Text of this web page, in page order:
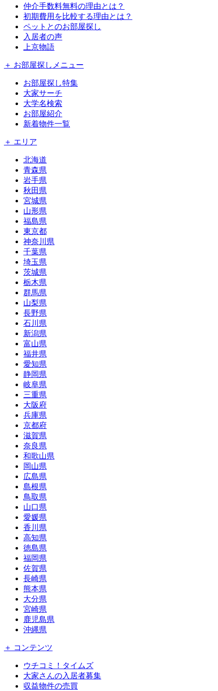
仲介手数料無料の理由とは？
初期費用を比較する理由とは？
ペットとのお部屋探し
入居者の声
上京物語
＋ お部屋探しメニュー
お部屋探し特集
大家サーチ
大学名検索
お部屋紹介
新着物件一覧
＋ エリア
北海道
青森県
岩手県
秋田県
宮城県
山形県
福島県
東京都
神奈川県
千葉県
埼玉県
茨城県
栃木県
群馬県
山梨県
長野県
石川県
新潟県
富山県
福井県
愛知県
静岡県
岐阜県
三重県
大阪府
兵庫県
京都府
滋賀県
奈良県
和歌山県
岡山県
広島県
島根県
鳥取県
山口県
愛媛県
香川県
高知県
徳島県
福岡県
佐賀県
長崎県
熊本県
大分県
宮崎県
鹿児島県
沖縄県
＋ コンテンツ
ウチコミ！タイムズ
大家さんの入居者募集
収益物件の売買